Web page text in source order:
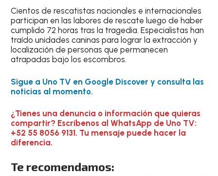
Cientos de rescatistas nacionales e internacionales
participan en las labores de rescate luego de haber
cumplido 72 horas tras la tragedia. Especialistas han
traído unidades caninas para lograr la extracción y
localización de personas que permanecen
atrapadas bajo los escombros.
Sigue a Uno TV en Google Discover y consulta las
noticias al momento.
¿Tienes una denuncia o información que quieras
compartir? Escríbenos al WhatsApp de Uno TV:
+52 55 8056 9131. Tu mensaje puede hacer la
diferencia.
Te recomendamos: